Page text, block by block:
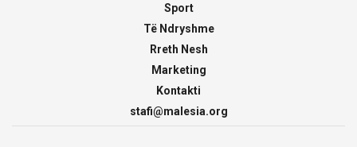
Sport
Të Ndryshme
Rreth Nesh
Marketing
Kontakti
stafi@malesia.org